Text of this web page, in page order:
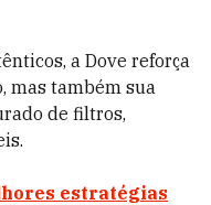
a Dove reforça
mas também sua
de filtros,
estratégias